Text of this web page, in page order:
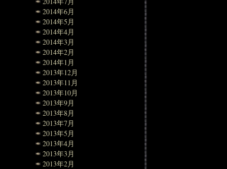
2014年6月
2014年5月
2014年4月
2014年3月
2014年2月
2014年1月
2013年12月
2013年11月
2013年10月
2013年9月
2013年8月
2013年7月
2013年5月
2013年4月
2013年3月
2013年2月